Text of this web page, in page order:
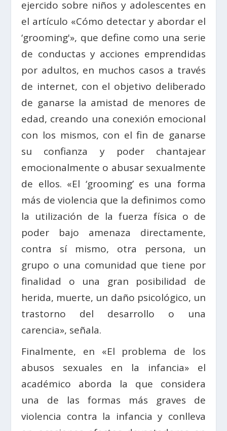
ejercido sobre niños y adolescentes en
el artículo «Cómo detectar y abordar el
‘grooming'», que define como una serie
de conductas y acciones emprendidas
por adultos, en muchos casos a través
de internet, con el objetivo deliberado
de ganarse la amistad de menores de
edad, creando una conexión emocional
con los mismos, con el fin de ganarse
su confianza y poder chantajear
emocionalmente o abusar sexualmente
de ellos. «El ‘grooming’ es una forma
más de violencia que la definimos como
la utilización de la fuerza física o de
poder bajo amenaza directamente,
contra sí mismo, otra persona, un
grupo o una comunidad que tiene por
finalidad o una gran posibilidad de
herida, muerte, un daño psicológico, un
trastorno del desarrollo o una
carencia», señala.
Finalmente, en «El problema de los
abusos sexuales en la infancia» el
académico aborda la que considera
una de las formas más graves de
violencia contra la infancia y conlleva